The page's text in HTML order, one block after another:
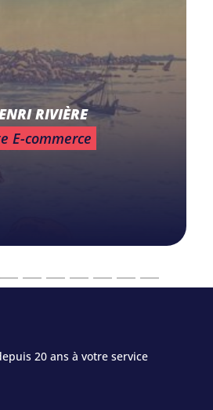
RIVIÈRE
E-commerce
20 ans à votre service